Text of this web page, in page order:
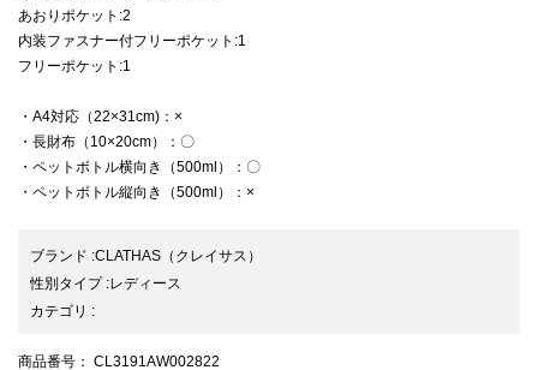
あおりポケット:2
内装ファスナー付フリーポケット:1
フリーポケット:1
・A4対応（22×31cm)：×
・長財布（10×20cm）：〇
・ペットボトル横向き（500ml）：〇
・ペットボトル縦向き（500ml）：×
ブランド :CLATHAS （クレイサス）
性別タイプ:レディース
カテゴリ :
商品番号 ： CL3191AW002822